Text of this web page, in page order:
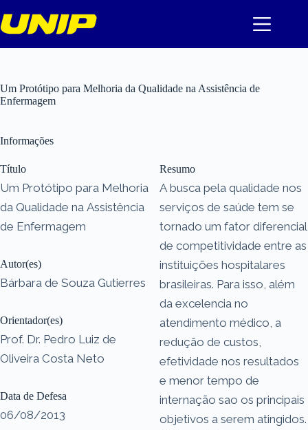
para
o
Um Protótipo para Melhoria da Qualidade na Assistência de
Enfermagem
Informações
Título
Um Protótipo para Melhoria
da Qualidade na Assistência
de Enfermagem
Autor(es)
Bárbara de Souza Gutierres
Orientador(es)
Prof. Dr. Pedro Luiz de
Oliveira Costa Neto
Data de Defesa
06/08/2013
Resumo
A busca pela qualidade nos
serviços de saúde tem se
tornado um fator diferencial
de competitividade entre as
instituições hospitalares
brasileiras. Para isso, além
da excelencia no
atendimento médico, a
redução de custos,
efetividade nos resultados
e menor tempo de
internação sao os principais
objetivos a serem atingidos.